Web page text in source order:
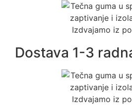
Dostava 1-3